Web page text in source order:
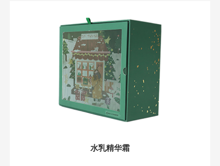
水乳精华霜